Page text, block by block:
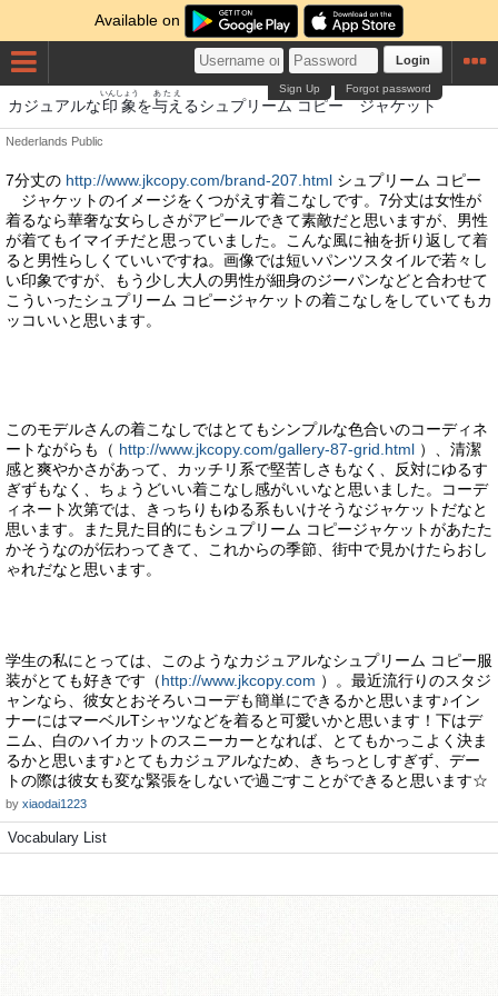
Available on
Login
Forgot password
Sign Up
カジュアルな印象
いんしょう
を与え
あたえ
るシュプリーム コピー ジャケット
Nederlands Public
7分丈の http://www.jkcopy.com/brand-207.html シュプリーム コピー
ジャケットのイメージをくつがえす着こなしです。7分丈は女性が
着るなら華奢な女らしさがアピールできて素敵だと思いますが、男性
が着てもイマイチだと思っていました。こんな風に袖を折り返して着
ると男性らしくていいですね。画像では短いパンツスタイルで若々し
い印象ですが、もう少し大人の男性が細身のジーパンなどと合わせて
こういったシュプリーム コピージャケットの着こなしをしていてもカ
ッコいいと思います。
このモデルさんの着こなしではとてもシンプルな色合いのコーディネ
ートながらも（ http://www.jkcopy.com/gallery-87-grid.html ）、清潔
感と爽やかさがあって、カッチリ系で堅苦しさもなく、反対にゆるす
ぎずもなく、ちょうどいい着こなし感がいいなと思いました。コーデ
ィネート次第では、きっちりもゆる系もいけそうなジャケットだなと
思います。また見た目的にもシュプリーム コピージャケットがあたた
かそうなのが伝わってきて、これからの季節、街中で見かけたらおし
ゃれだなと思います。
学生の私にとっては、このようなカジュアルなシュプリーム コピー服
装がとても好きです（http://www.jkcopy.com ）。最近流行りのスタジ
ャンなら、彼女とおそろいコーデも簡単にできるかと思います♪イン
ナーにはマーベルTシャツなどを着ると可愛いかと思います！下はデ
ニム、白のハイカットのスニーカーとなれば、とてもかっこよく決ま
るかと思います♪とてもカジュアルなため、きちっとしすぎず、デー
トの際は彼女も変な緊張をしないで過ごすことができると思います☆
by xiaodai1223
Vocabulary List